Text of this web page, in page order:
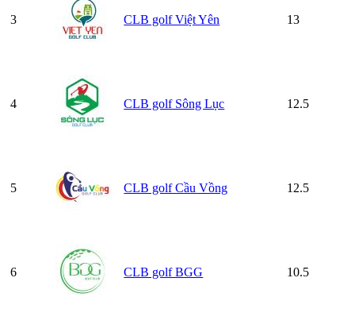
3 CLB golf Việt Yên 13
4 CLB golf Sông Lục 12.5
5 CLB golf Cầu Vồng 12.5
6 CLB golf BGG 10.5